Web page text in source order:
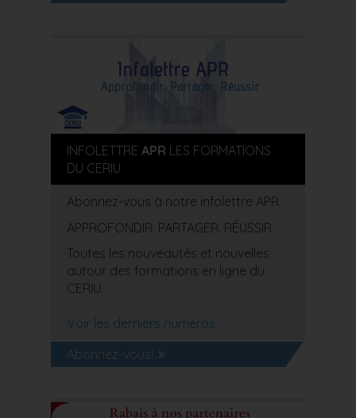
INFOLETTRE APR LES FORMATIONS
DU CERIU
Abonnez-vous à notre infolettre APR
APPROFONDIR. PARTAGER. RÉUSSIR.
Toutes les nouveautés et nouvelles
autour des formations en ligne du
CERIU.
Voir les derniers numéros.
Abonnez-vous!